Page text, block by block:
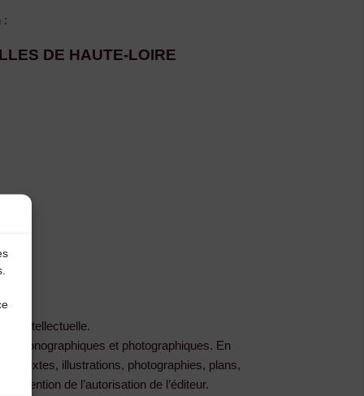
:
DE HAUTE-LOIRE
intellectuelle.
iconographiques et photographiques. En
textes, illustrations, photographies, plans,
de l’autorisation de l’éditeur.